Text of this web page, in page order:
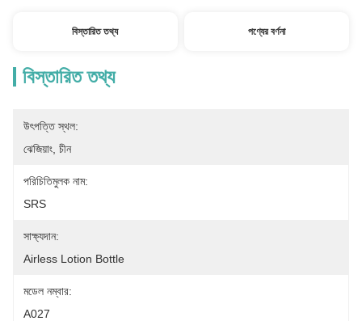
বিস্তারিত তথ্য পণ্যের বর্ণনা
বিস্তারিত তথ্য
উৎপত্তি স্থল:
ঝেজিয়াং, চীন
পরিচিতিমুলক নাম:
SRS
সাক্ষ্যদান:
Airless Lotion Bottle
মডেল নম্বার:
A027